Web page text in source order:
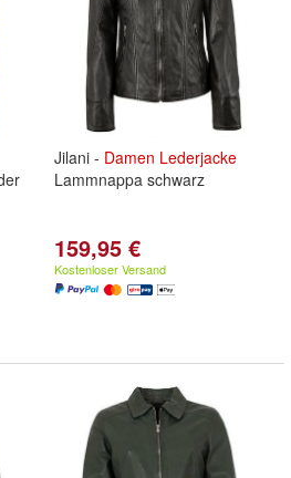
Jilani - Damen Lederjacke
Lammnappa schwarz
159,95 €
Kostenloser Versand